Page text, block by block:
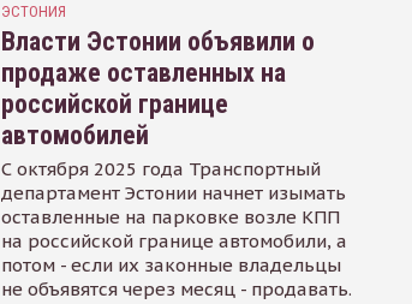
ЭСТОНИЯ
Власти Эстонии объявили о
продаже оставленных на
российской границе
автомобилей
С октября 2025 года Транспортный
департамент Эстонии начнет изымать
оставленные на парковке возле КПП
на российской границе автомобили, а
потом - если их законные владельцы
не объявятся через месяц - продавать.